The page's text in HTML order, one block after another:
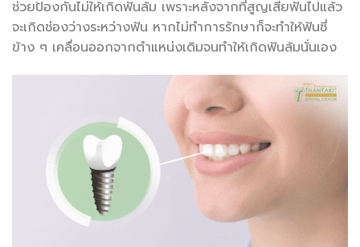
ช่วยป้องกันไม่ให้เกิดฟันล้ม เพราะหลังจากที่สูญเสียฟันไปแล้ว
จะเกิดช่องว่างระหว่างฟัน หากไม่ทำการรักษาก็จะทำให้ฟันซี่
ข้าง ๆ เคลื่อนออกจากตำแหน่งเดิมจนทำให้เกิดฟันล้มนั่นเอง